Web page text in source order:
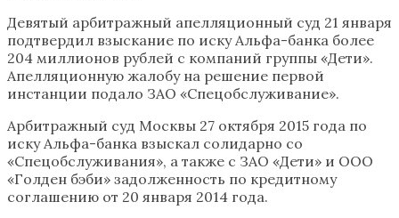
Девятый арбитражный апелляционный суд 21 января
подтвердил взыскание по иску Альфа-банка более
204 миллионов рублей с компаний группы «Дети».
Апелляционную жалобу на решение первой
инстанции подало ЗАО «Спецобслуживание».
Арбитражный суд Москвы 27 октября 2015 года по
иску Альфа-банка взыскал солидарно со
«Спецобслуживания», а также с ЗАО «Дети» и ООО
«Голден бэби» задолженность по кредитному
соглашению от 20 января 2014 года.